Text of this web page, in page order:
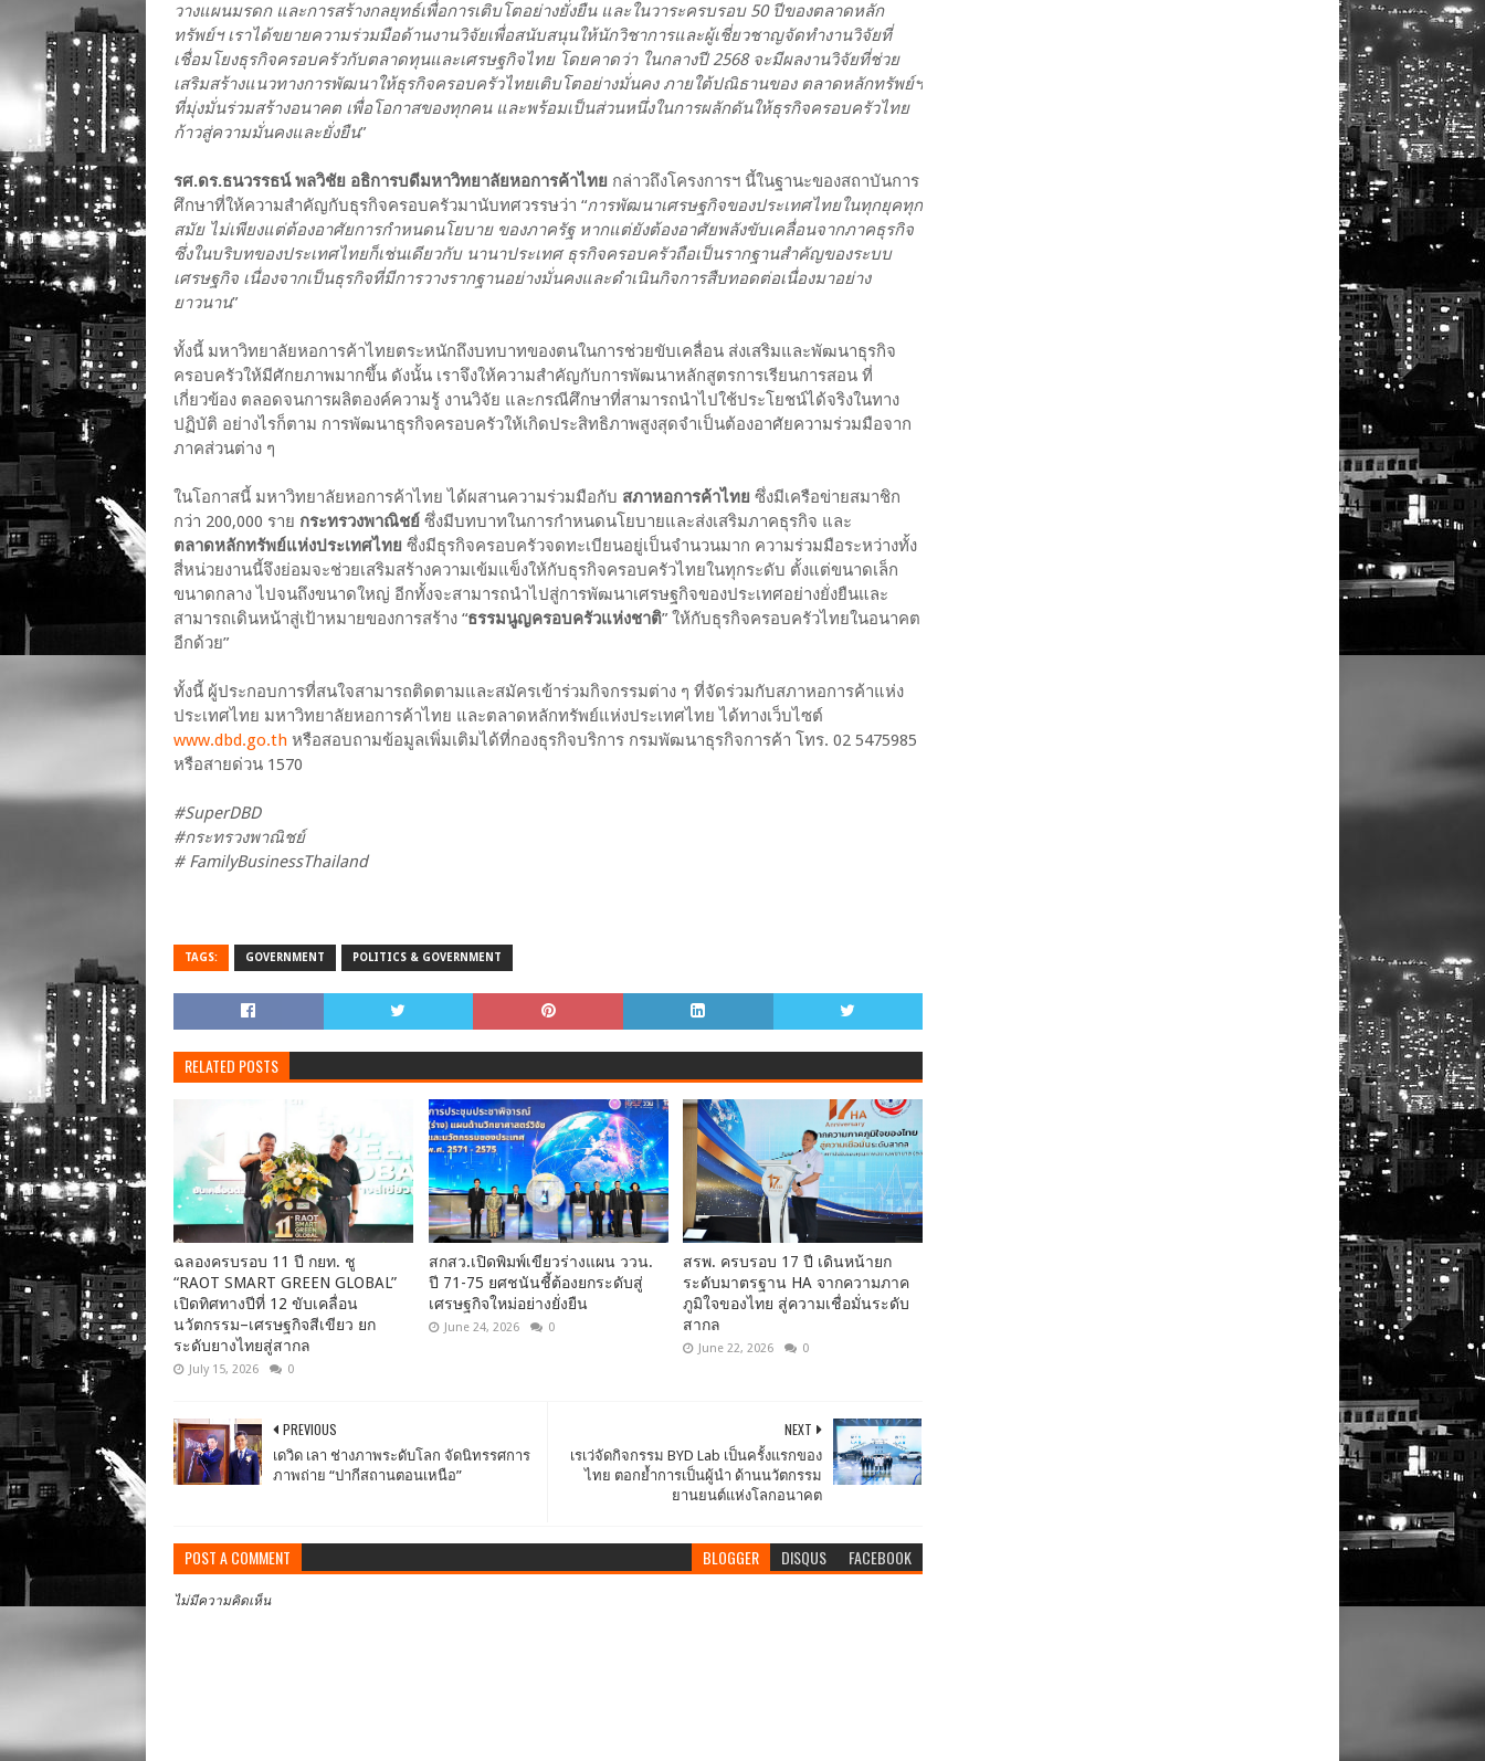
วางแผนมรดก และการสร้างกลยุทธ์เพื่อการเติบโตอย่างยั่งยืน และในวาระครบรอบ 50 ปีของตลาดหลัก
ทรัพย์ฯ เราได้ขยายความร่วมมือด้านงานวิจัยเพื่อสนับสนุนให้นักวิชาการและผู้เชี่ยวชาญจัดทำงานวิจัยที่
เชื่อมโยงธุรกิจครอบครัวกับตลาดทุนและเศรษฐกิจไทย โดยคาดว่า ในกลางปี 2568 จะมีผลงานวิจัยที่ช่วย
เสริมสร้างแนวทางการพัฒนาให้ธุรกิจครอบครัวไทยเติบโตอย่างมั่นคง ภายใต้ปณิธานของ ตลาดหลักทรัพย์ฯ
ที่มุ่งมั่นร่วมสร้างอนาคต เพื่อโอกาสของทุกคน และพร้อมเป็นส่วนหนึ่งในการผลักดันให้ธุรกิจครอบครัวไทย
ก้าวสู่ความมั่นคงและยั่งยืน”
รศ.ดร.ธนวรรธน์ พลวิชัย อธิการบดีมหาวิทยาลัยหอการค้าไทย กล่าวถึงโครงการฯ นี้ในฐานะของสถาบันการ
ศึกษาที่ให้ความสำคัญกับธุรกิจครอบครัวมานับทศวรรษว่า “การพัฒนาเศรษฐกิจของประเทศไทยในทุกยุคทุก
สมัย ไม่เพียงแต่ต้องอาศัยการกำหนดนโยบาย ของภาครัฐ หากแต่ยังต้องอาศัยพลังขับเคลื่อนจากภาคธุรกิจ
ซึ่งในบริบทของประเทศไทยก็เช่นเดียวกับ นานาประเทศ ธุรกิจครอบครัวถือเป็นรากฐานสำคัญของระบบ
เศรษฐกิจ เนื่องจากเป็นธุรกิจที่มีการวางรากฐานอย่างมั่นคงและดำเนินกิจการสืบทอดต่อเนื่องมาอย่าง
ยาวนาน”
ทั้งนี้ มหาวิทยาลัยหอการค้าไทยตระหนักถึงบทบาทของตนในการช่วยขับเคลื่อน ส่งเสริมและพัฒนาธุรกิจ
ครอบครัวให้มีศักยภาพมากขึ้น ดังนั้น เราจึงให้ความสำคัญกับการพัฒนาหลักสูตรการเรียนการสอน ที่
เกี่ยวข้อง ตลอดจนการผลิตองค์ความรู้ งานวิจัย และกรณีศึกษาที่สามารถนำไปใช้ประโยชน์ได้จริงในทาง
ปฏิบัติ อย่างไรก็ตาม การพัฒนาธุรกิจครอบครัวให้เกิดประสิทธิภาพสูงสุดจำเป็นต้องอาศัยความร่วมมือจาก
ภาคส่วนต่าง ๆ
ในโอกาสนี้ มหาวิทยาลัยหอการค้าไทย ได้ผสานความร่วมมือกับ สภาหอการค้าไทย ซึ่งมีเครือข่ายสมาชิก
กว่า 200,000 ราย กระทรวงพาณิชย์ ซึ่งมีบทบาทในการกำหนดนโยบายและส่งเสริมภาคธุรกิจ และ
ตลาดหลักทรัพย์แห่งประเทศไทย ซึ่งมีธุรกิจครอบครัวจดทะเบียนอยู่เป็นจำนวนมาก ความร่วมมือระหว่างทั้ง
สี่หน่วยงานนี้จึงย่อมจะช่วยเสริมสร้างความเข้มแข็งให้กับธุรกิจครอบครัวไทยในทุกระดับ ตั้งแต่ขนาดเล็ก
ขนาดกลาง ไปจนถึงขนาดใหญ่ อีกทั้งจะสามารถนำไปสู่การพัฒนาเศรษฐกิจของประเทศอย่างยั่งยืนและ
สามารถเดินหน้าสู่เป้าหมายของการสร้าง “ธรรมนูญครอบครัวแห่งชาติ” ให้กับธุรกิจครอบครัวไทยในอนาคต
อีกด้วย”
ทั้งนี้ ผู้ประกอบการที่สนใจสามารถติดตามและสมัครเข้าร่วมกิจกรรมต่าง ๆ ที่จัดร่วมกับสภาหอการค้าแห่ง
ประเทศไทย มหาวิทยาลัยหอการค้าไทย และตลาดหลักทรัพย์แห่งประเทศไทย ได้ทางเว็บไซต์
www.dbd.go.th หรือสอบถามข้อมูลเพิ่มเติมได้ที่กองธุรกิจบริการ กรมพัฒนาธุรกิจการค้า โทร. 02 5475985
หรือสายด่วน 1570
#SuperDBD
#กระทรวงพาณิชย์
# FamilyBusinessThailand
TAGS: GOVERNMENT POLITICS & GOVERNMENT
RELATED POSTS
ฉลองครบรอบ 11 ปี กยท. ชู
“RAOT SMART GREEN GLOBAL”
เปิดทิศทางปีที่ 12 ขับเคลื่อน
นวัตกรรม–เศรษฐกิจสีเขียว ยก
ระดับยางไทยสู่สากล
July 15, 2026 0
สกสว.เปิดพิมพ์เขียวร่างแผน ววน.
ปี 71-75 ยศชนันชี้ต้องยกระดับสู่
เศรษฐกิจใหม่อย่างยั่งยืน
June 24, 2026 0
สรพ. ครบรอบ 17 ปี เดินหน้ายก
ระดับมาตรฐาน HA จากความภาค
ภูมิใจของไทย สู่ความเชื่อมั่นระดับ
สากล
June 22, 2026 0
NEXT
เรเว่จัดกิจกรรม BYD Lab เป็นครั้งแรกของ
ไทย ตอกย้ำการเป็นผู้นำ ด้านนวัตกรรม
ยานยนต์แห่งโลกอนาคต
PREVIOUS
เดวิด เลา ช่างภาพระดับโลก จัดนิทรรศการ
ภาพถ่าย “ปากีสถานตอนเหนือ”
POST A COMMENT BLOGGER DISQUS FACEBOOK
ไม่มีความคิดเห็น